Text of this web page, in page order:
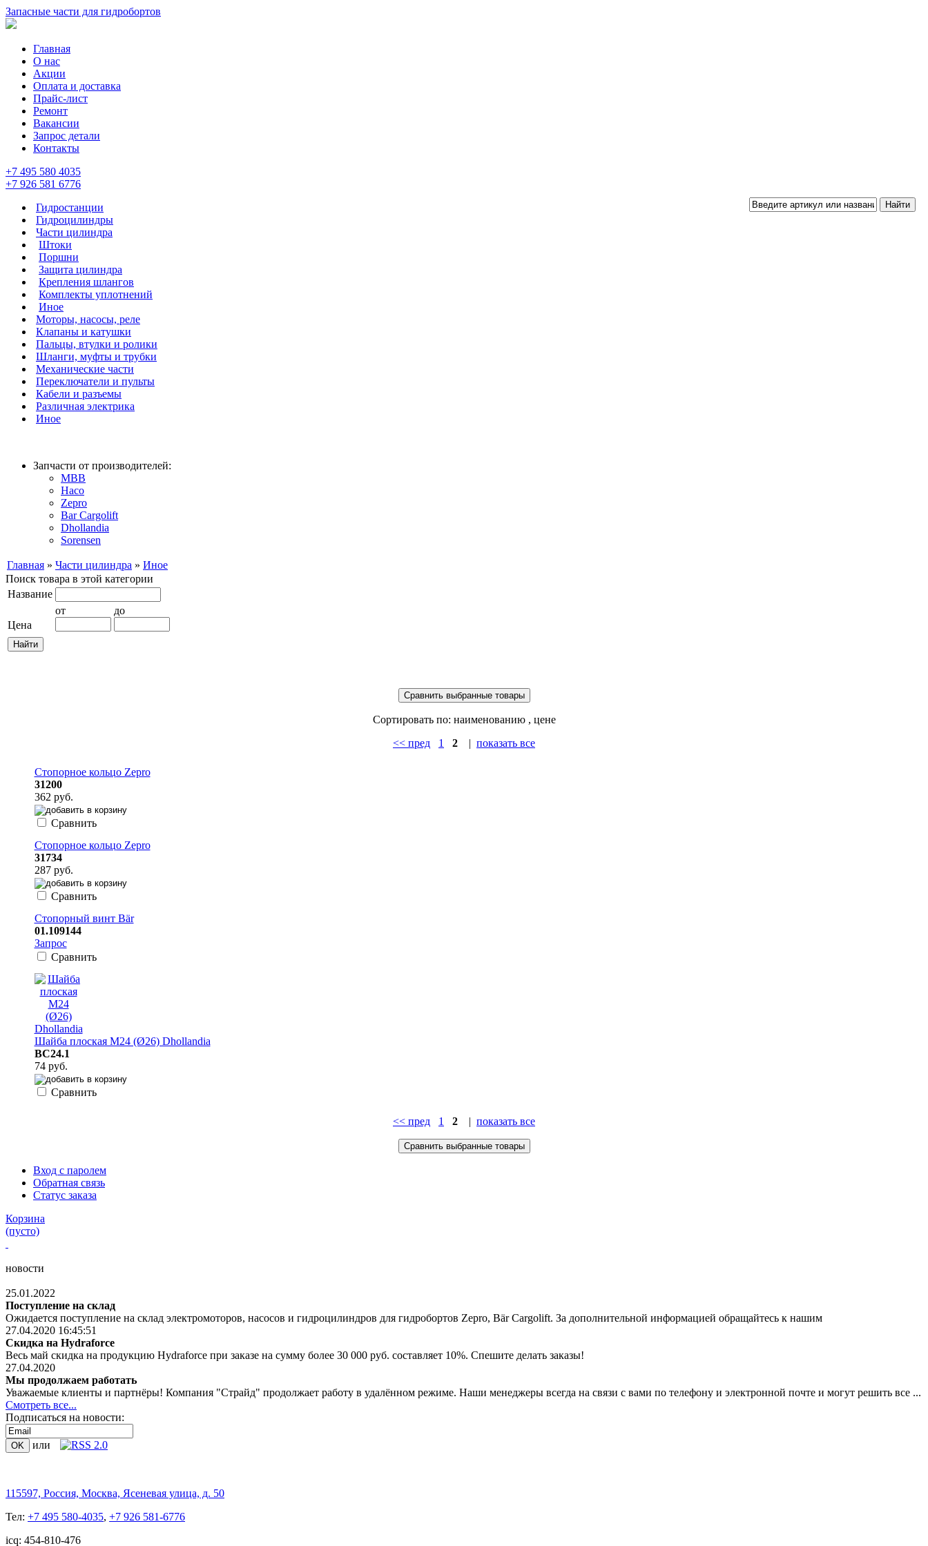
Запасные части для гидробортов
Главная
О нас
Акции
Оплата и доставка
Прайс-лист
Ремонт
Вакансии
Запрос детали
Контакты
+7 495 580 4035
+7 926 581 6776
Гидростанции
Гидроцилиндры
Части цилиндра
Штоки
Поршни
Защита цилиндра
Крепления шлангов
Комплекты уплотнений
Иное
Моторы, насосы, реле
Клапаны и катушки
Пальцы, втулки и ролики
Шланги, муфты и трубки
Механические части
Переключатели и пульты
Кабели и разъемы
Различная электрика
Иное
Запчасти от производителей:
MBB
Haco
Zepro
Bar Cargolift
Dhollandia
Sorensen
Главная » Части цилиндра » Иное
Поиск товара в этой категории
Название
Цена
от до
Сортировать по: наименованию , цене
<< пред
1 2 | показать все
Стопорное кольцо Zepro
31200
362 руб.
Сравнить
Стопорное кольцо Zepro
31734
287 руб.
Сравнить
Стопорный винт Bär
01.109144
Запрос
Сравнить
Шайба плоская M24 (Ø26) Dhollandia
BC24.1
74 руб.
Сравнить
<< пред 1 2 | показать все
Вход с паролем
Обратная связь
Статус заказа
Корзина
(пусто)
новости
25.01.2022
Поступление на склад
Ожидается поступление на склад электромоторов, насосов и гидроцилиндров для гидробортов Zepro, Bär Cargolift. За дополнительной информацией обращайтесь к нашим
27.04.2020 16:45:51
Скидка на Hydraforce
Весь май скидка на продукцию Hydraforce при заказе на сумму более 30 000 руб. составляет 10%. Спешите делать заказы!
27.04.2020
Мы продолжаем работать
Уважаемые клиенты и партнёры! Компания "Страйд" продолжает работу в удалённом режиме. Наши менеджеры всегда на связи с вами по телефону и электронной почте и могут решить все ...
Смотреть все...
Подписаться на новости:
или
115597, Россия, Москва, Ясеневая улица, д. 50
Тел: +7 495 580-4035, +7 926 581-6776
icq: 454-810-476